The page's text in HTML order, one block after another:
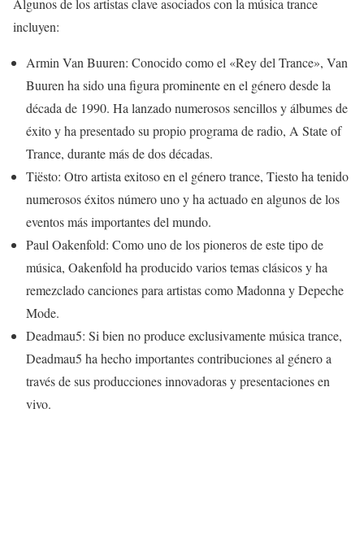
incluyen:
Armin Van Buuren: Conocido como el «Rey del Trance», Van
Buuren ha sido una figura prominente en el género desde la
década de 1990. Ha lanzado numerosos sencillos y álbumes de
éxito y ha presentado su propio programa de radio, A State of
Trance, durante más de dos décadas.
Tiësto: Otro artista exitoso en el género trance, Tiesto ha tenido
numerosos éxitos número uno y ha actuado en algunos de los
eventos más importantes del mundo.
Paul Oakenfold: Como uno de los pioneros de este tipo de
música, Oakenfold ha producido varios temas clásicos y ha
remezclado canciones para artistas como Madonna y Depeche
Mode.
Deadmau5: Si bien no produce exclusivamente música trance,
Deadmau5 ha hecho importantes contribuciones al género a
través de sus producciones innovadoras y presentaciones en
vivo.